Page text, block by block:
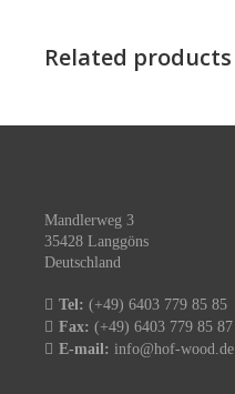
Related products
Mandlerweg 3
35428 Langgöns
Deutschland
Tel: (+49) 6403 779 85 85
Fax: (+49) 6403 779 85 87
E-mail: info@hof-wood.de